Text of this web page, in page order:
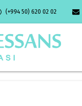
(+994 50) 620 02 02